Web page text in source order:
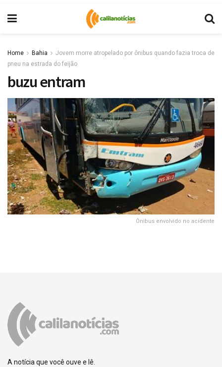
Home Bahia
Jovem morre atropelado por ônibus quando fazia troca de
pneu na estrada do feijão
buzu entram
Ônibus envolvido no acidente
A notícia que você ouve e lê.